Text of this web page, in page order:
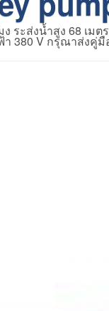
ระส่งน้ำสูง 68 เม
า 380 V กรุณาส่ง